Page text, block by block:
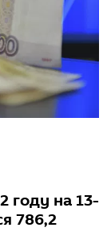
году на 13-
786,2